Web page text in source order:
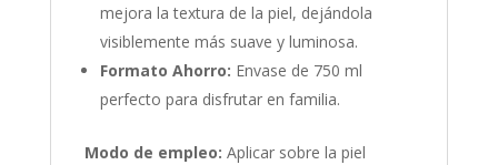
mejora la textura de la piel, dejándola
visiblemente más suave y luminosa.
Formato Ahorro: Envase de 750 ml
perfecto para disfrutar en familia.
Modo de empleo: Aplicar sobre la piel